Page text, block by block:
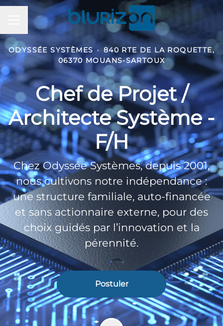
Menu carrière
ODYSSÉE SYSTÈMES · 840 RTE DE LA ROQUETTE,
06370 MOUANS-SARTOUX
Chef de Projet /
Architecte Système -
F/H
Chez Odyssée Systèmes, depuis 2001,
nous cultivons notre indépendance :
une structure familiale, auto-financée
et sans actionnaire externe, pour des
choix guidés par l’innovation et la
pérennité.
Postuler